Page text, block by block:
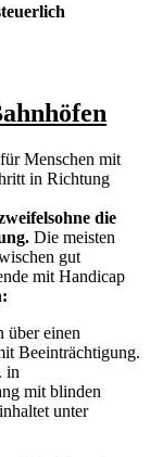
die
Die meisten
gut
mit Handicap
über einen
Beeinträchtigung.
in
mit blinden
unter